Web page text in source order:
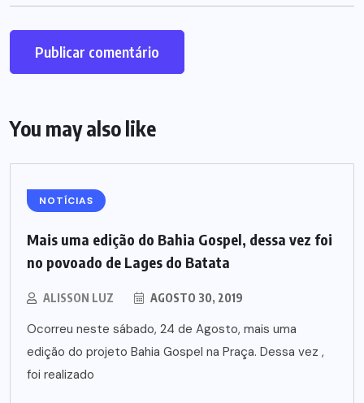
You may also like
NOTÍCIAS
Mais uma edição do Bahia Gospel, dessa vez foi
no povoado de Lages do Batata
ALISSON LUZ AGOSTO 30, 2019
Ocorreu neste sábado, 24 de Agosto, mais uma
edição do projeto Bahia Gospel na Praça. Dessa vez ,
foi realizado